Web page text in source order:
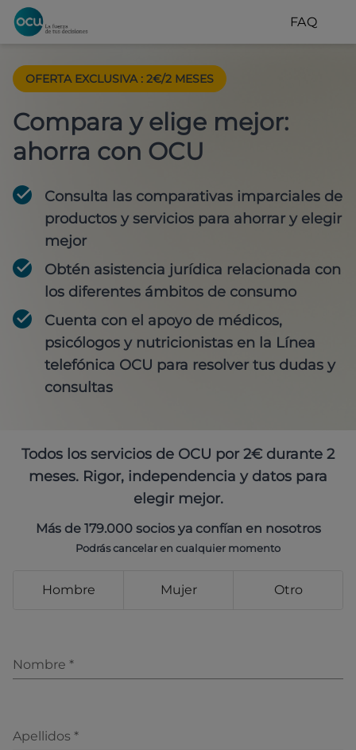
FAQ
OFERTA EXCLUSIVA : 2€/2 MESES
Compara y elige mejor:
ahorra con OCU
Consulta las comparativas imparciales de
productos y servicios para ahorrar y elegir
mejor
Obtén asistencia jurídica relacionada con
los diferentes ámbitos de consumo
Cuenta con el apoyo de médicos,
psicólogos y nutricionistas en la Línea
telefónica OCU para resolver tus dudas y
consultas
Todos los servicios de OCU por 2€ durante 2
meses. Rigor, independencia y datos para
elegir mejor.
Más de 179.000 socios ya confían en nosotros
Podrás cancelar en cualquier momento
Hombre Mujer Otro
Nombre *
Apellidos *